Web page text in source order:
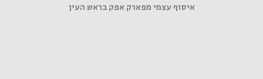
איסוף עצמי מפארק אפק בראש העין